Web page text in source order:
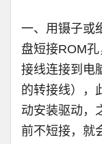
一、用镊子或
盘短接ROM
接线连接到电
的转接线），
动安装驱动，
前不短接，就